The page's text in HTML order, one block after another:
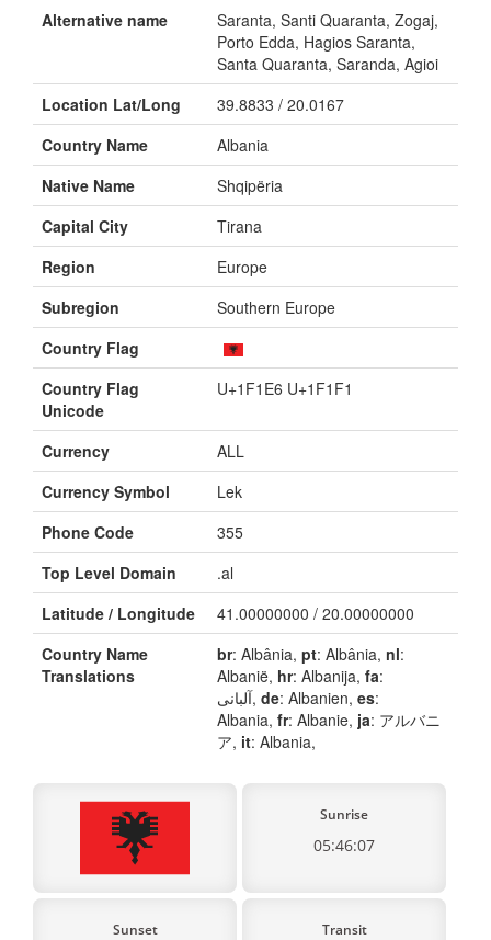
Alternative name
Saranta, Santi Quaranta, Zogaj,
Porto Edda, Hagios Saranta,
Santa Quaranta, Saranda, Agioi
Location Lat/Long
39.8833 / 20.0167
Country Name
Albania
Native Name
Shqipëria
Capital City
Tirana
Region
Europe
Subregion
Southern Europe
Country Flag
Country Flag
Unicode
U+1F1E6 U+1F1F1
Currency
ALL
Currency Symbol
Lek
Phone Code
355
Top Level Domain
.al
Latitude / Longitude
41.00000000 / 20.00000000
Country Name
Translations
br: Albânia, pt: Albânia, nl:
Albanië, hr: Albanija, fa:
آلبانی, de: Albanien, es:
Albania, fr: Albanie, ja: アルバニ
ア, it: Albania,
Sunrise
05:46:07
Sunset Transit